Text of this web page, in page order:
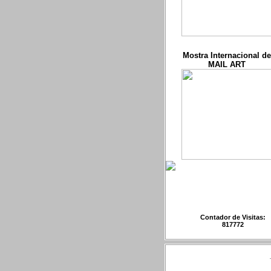
Mostra Internacional de
MAIL ART
Contador de Visitas:
817772